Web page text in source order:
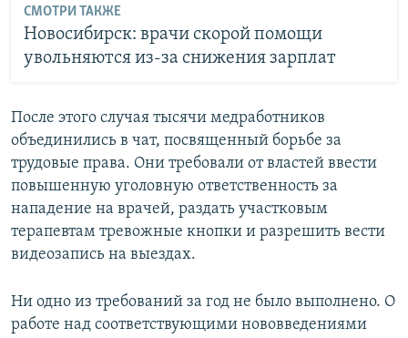
СМОТРИ ТАКЖЕ
Новосибирск: врачи скорой помощи
увольняются из-за снижения зарплат
После этого случая тысячи медработников
объединились в чат, посвященный борьбе за
трудовые права. Они требовали от властей ввести
повышенную уголовную ответственность за
нападение на врачей, раздать участковым
терапевтам тревожные кнопки и разрешить вести
видеозапись на выездах.
Ни одно из требований за год не было выполнено. О
работе над соответствующими нововведениями